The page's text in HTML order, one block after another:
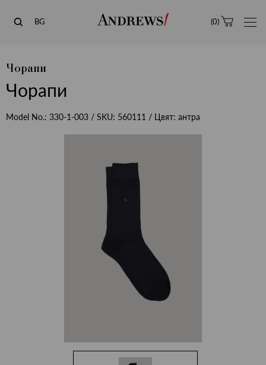
Andrews
BG (0)
Чорапи
Чорапи
Model No.: 330-1-003 / SKU: 560111 / Цвят: антра